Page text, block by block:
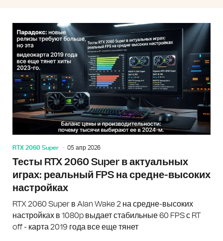
RTX 2060 Super 05 апр 2026
Тесты RTX 2060 Super в актуальных
играх: реальный FPS на средне-высоких
настройках
RTX 2060 Super в Alan Wake 2 на средне-высоких
настройках в 1080p выдает стабильные 60 FPS с RT
off - карта 2019 года все еще тянет